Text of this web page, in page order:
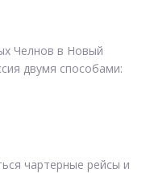
Челнов в Новый
двумя способами:
чартерные рейсы и